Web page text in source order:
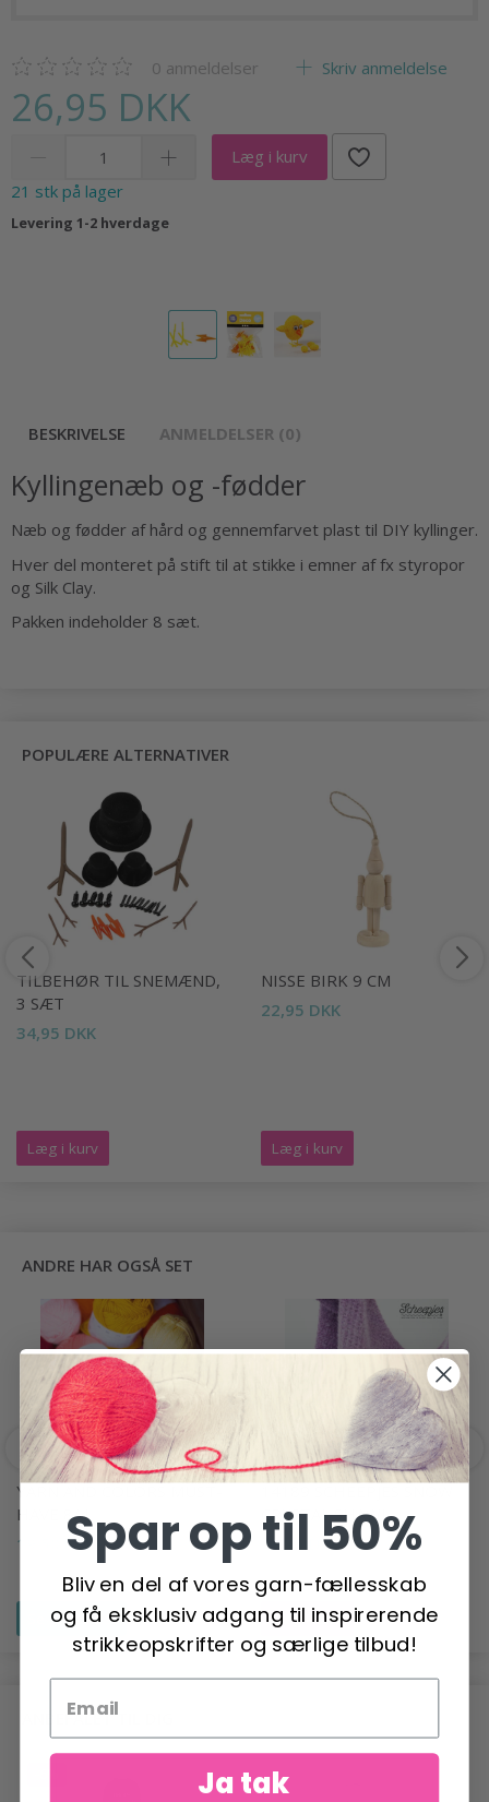
0 anmeldelser Skriv anmeldelse
26,95 DKK
Læg i kurv
21 stk på lager
Levering 1-2 hverdage
BESKRIVELSE ANMELDELSER (0)
Kyllingenæb og -fødder
Næb og fødder af hård og gennemfarvet plast til DIY kyllinger.
Hver del monteret på stift til at stikke i emner af fx styropor
og Silk Clay.
Pakken indeholder 8 sæt.
POPULÆRE ALTERNATIVER
TILBEHØR TIL SNEMÆND,
3 SÆT
34,95 DKK
Læg i kurv
NISSE BIRK 9 CM
22,95 DKK
Læg i kurv
ANDRE HAR OGSÅ SET
YARN AND COLORS MUST-
HAVE 8/4
19,50 DKK
Se produktet
14189 SCHEEPJES SNOW
CRYSTAL SHAWL
69,95 DKK
Læg i kurv
ANBEFALET TIL DIG
Spar op til 50%
Bliv en del af vores garn-fællesskab
og få eksklusiv adgang til inspirerende
strikkeopskrifter og særlige tilbud!
Ja tak